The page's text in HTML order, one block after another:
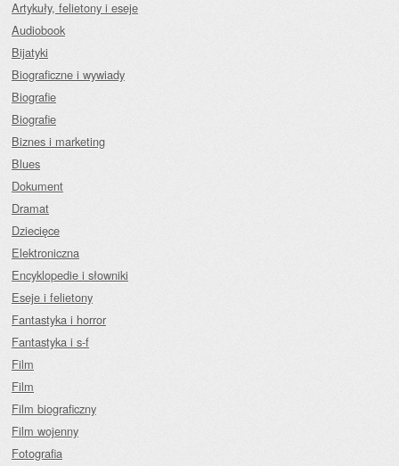
Artykuły, felietony i eseje
Audiobook
Bijatyki
Biograficzne i wywiady
Biografie
Biografie
Biznes i marketing
Blues
Dokument
Dramat
Dziecięce
Elektroniczna
Encyklopedie i słowniki
Eseje i felietony
Fantastyka i horror
Fantastyka i s-f
Film
Film
Film biograficzny
Film wojenny
Fotografia